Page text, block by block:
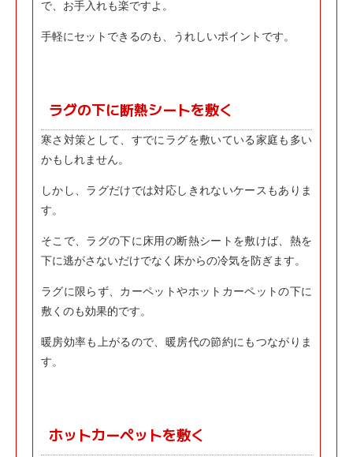
で、お手入れも楽ですよ。
手軽にセットできるのも、うれしいポイントです。
ラグの下に断熱シートを敷く
寒さ対策として、すでにラグを敷いている家庭も多い
かもしれません。
しかし、ラグだけでは対応しきれないケースもありま
す。
そこで、ラグの下に床用の断熱シートを敷けば、熱を
下に逃がさないだけでなく床からの冷気を防ぎます。
ラグに限らず、カーペットやホットカーペットの下に
敷くのも効果的です。
暖房効率も上がるので、暖房代の節約にもつながりま
す。
ホットカーペットを敷く